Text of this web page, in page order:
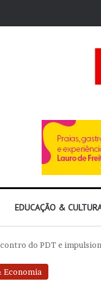
EDUCAÇÃO &
do PDT e
Economia